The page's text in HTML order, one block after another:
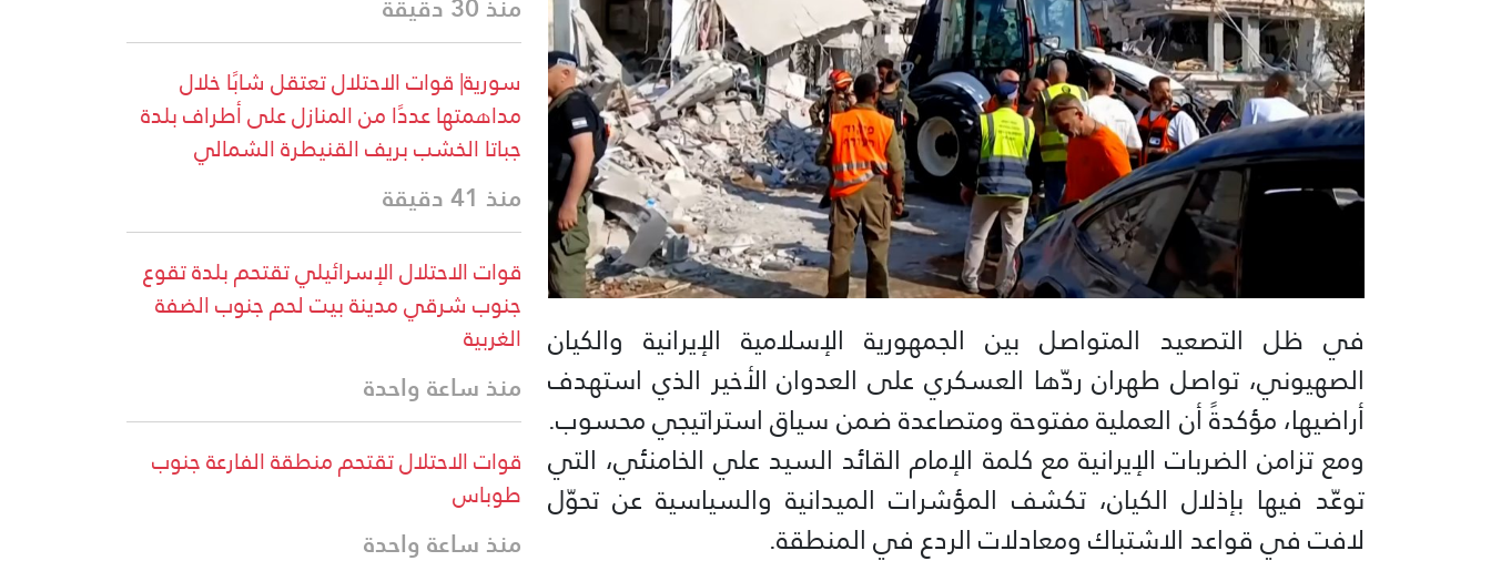
في ظل التصعيد المتواصل بين الجمهورية الإسلامية الإيرانية والكيان
الصهيوني، تواصل طهران ردّها العسكري على العدوان الأخير الذي استهدف
أراضيها، مؤكدةً أن العملية مفتوحة ومتصاعدة ضمن سياق استراتيجي محسوب.
ومع تزامن الضربات الإيرانية مع كلمة الإمام القائد السيد علي الخامنئي، التي
توعّد فيها بإذلال الكيان، تكشف المؤشرات الميدانية والسياسية عن تحوّل
لافت في قواعد الاشتباك ومعادلات الردع في المنطقة.
سورية| قوات الاحتلال تعتقل شابًا خلال
مداهمتها عددًا من المنازل على أطراف بلدة
جباتا الخشب بريف القنيطرة الشمالي
منذ 41 دقيقة
قوات الاحتلال الإسرائيلي تقتحم بلدة تقوع
جنوب شرقي مدينة بيت لحم جنوب الضفة
الغربية
منذ ساعة واحدة
قوات الاحتلال تقتحم منطقة الفارعة جنوب
طوباس
منذ ساعة واحدة